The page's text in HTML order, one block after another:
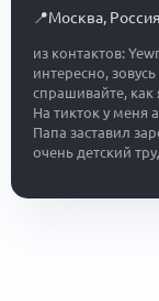
📍Москва, Россия
из контактов:
интересно,
спрашивайте,
На тикток у меня
Папа заставил
очень детский